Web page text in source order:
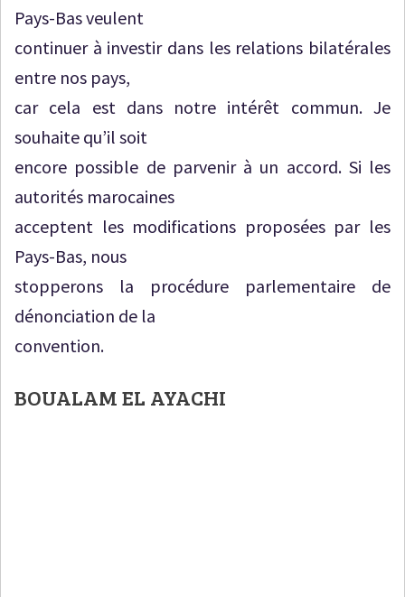
Pays-Bas veulent
continuer à investir dans les relations bilatérales
entre nos pays,
car cela est dans notre intérêt commun. Je
souhaite qu’il soit
encore possible de parvenir à un accord. Si les
autorités marocaines
acceptent les modifications proposées par les
Pays-Bas, nous
stopperons la procédure parlementaire de
dénonciation de la
convention.
BOUALAM EL AYACHI